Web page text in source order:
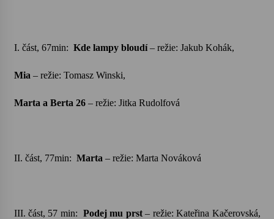
I. část, 67min: Kde lampy bloudí– režie: Jakub Kohák,
Mia – režie: Tomasz Winski,
Marta a Berta 26– režie: Jitka Rudolfová
II. část, 77min: Marta – režie: Marta Nováková
III. část, 57 min: Podej mu prst– režie: Kateřina Kačerovská,